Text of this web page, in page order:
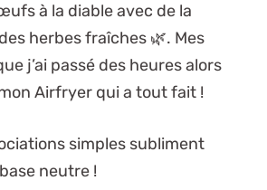
à la diable avec de la
herbes fraîches 🌿. Mes
j’ai passé des heures alors
Airfryer qui a tout fait !
simples subliment
neutre !